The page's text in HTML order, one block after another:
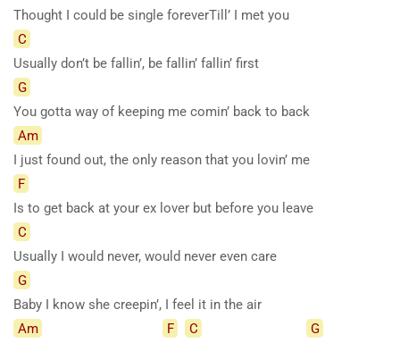
Thought I could be single foreverTill’ I met you
C
Usually don’t be fallin’, be fallin’ fallin’ first
G
You gotta way of keeping me comin’ back to back
Am
I just found out, the only reason that you lovin’ me
F
Is to get back at your ex lover but before you leave
C
Usually I would never, would never even care
G
Baby I know she creepin’, I feel it in the air
Am
F
C
G